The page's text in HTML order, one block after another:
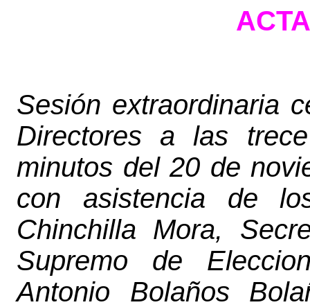
Sesión extraordinaria
Directores a las
minutos del 20 de
con asistencia de
Chinchilla Mora,
Supremo de
Antonio Bolaños